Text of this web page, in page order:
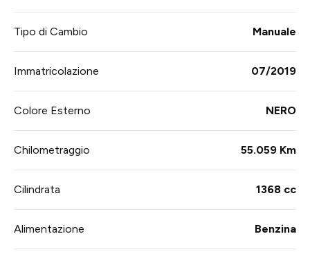
Tipo di Cambio Manuale
Immatricolazione 07/2019
Colore Esterno NERO
Chilometraggio 55.059 Km
Cilindrata 1368 cc
Alimentazione Benzina